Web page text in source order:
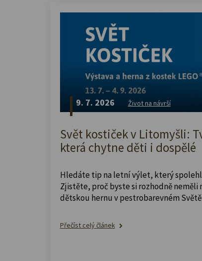
9. 7. 2026 Život na návrší
Svět kostiček v Litomyšli:
která chytne děti i dospělé
Hledáte tip na letní výlet, který
Zjistěte, proč byste si rozhodně
dětskou hernu v pestrobarevném
Přečíst celý článek